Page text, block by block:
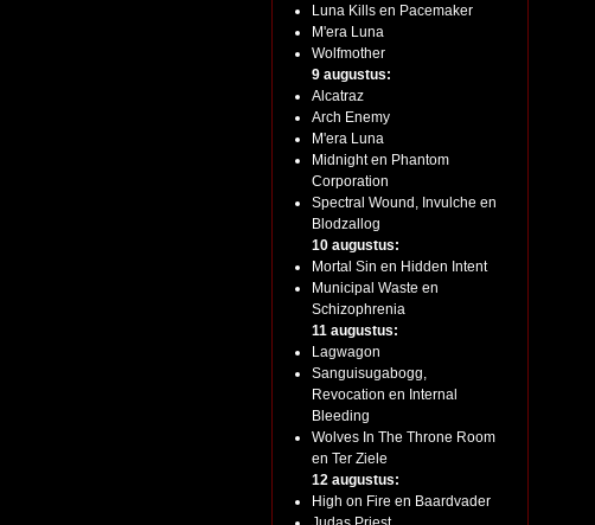
Luna Kills en Pacemaker
M'era Luna
Wolfmother
9 augustus:
Alcatraz
Arch Enemy
M'era Luna
Midnight en Phantom
Corporation
Spectral Wound, Invulche en
Blodzallog
10 augustus:
Mortal Sin en Hidden Intent
Municipal Waste en
Schizophrenia
11 augustus:
Lagwagon
Sanguisugabogg,
Revocation en Internal
Bleeding
Wolves In The Throne Room
en Ter Ziele
12 augustus:
High on Fire en Baardvader